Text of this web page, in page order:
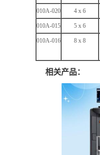
010A-020 4 x 6
010A-015 5 x 6
010A-016 8 x 8
相关产品：